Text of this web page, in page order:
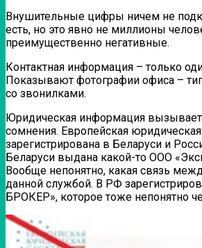
Внушительные цифры ничем не
есть, но это явно не миллионы
преимущественно негативные.
Контактная информация – только
Показывают фотографии офиса –
со звонилками.
Юридическая информация
сомнения. Европейская
зарегистрирована в Беларуси и
Беларуси выдана какой-то ООО
Вообще непонятно, какая связь
данной службой. В РФ
БРОКЕР», которое тоже непонятно